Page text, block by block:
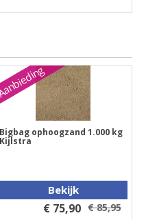
Bigbag ophoogzand 1.000 kg
Kijlstra
Bekijk
€ 75,90 € 85,95